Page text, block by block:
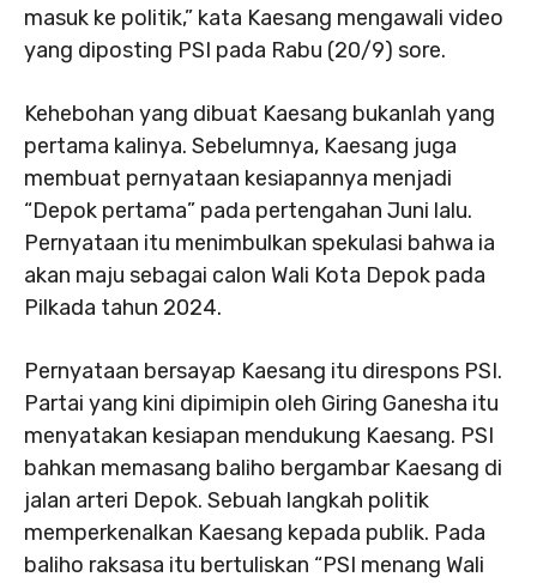
masuk ke politik,” kata Kaesang mengawali video
yang diposting PSI pada Rabu (20/9) sore.
Kehebohan yang dibuat Kaesang bukanlah yang
pertama kalinya. Sebelumnya, Kaesang juga
membuat pernyataan kesiapannya menjadi
“Depok pertama” pada pertengahan Juni lalu.
Pernyataan itu menimbulkan spekulasi bahwa ia
akan maju sebagai calon Wali Kota Depok pada
Pilkada tahun 2024.
Pernyataan bersayap Kaesang itu direspons PSI.
Partai yang kini dipimipin oleh Giring Ganesha itu
menyatakan kesiapan mendukung Kaesang. PSI
bahkan memasang baliho bergambar Kaesang di
jalan arteri Depok. Sebuah langkah politik
memperkenalkan Kaesang kepada publik. Pada
baliho raksasa itu bertuliskan “PSI menang Wali